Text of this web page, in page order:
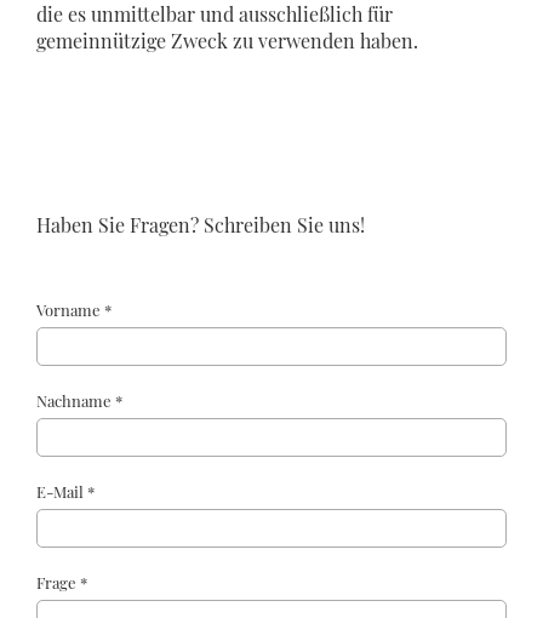
die es unmittelbar und ausschließlich für
gemeinnützige Zweck zu verwenden haben.
Haben Sie Fragen? Schreiben Sie uns!
Vorname *
Nachname *
E-Mail *
Frage *